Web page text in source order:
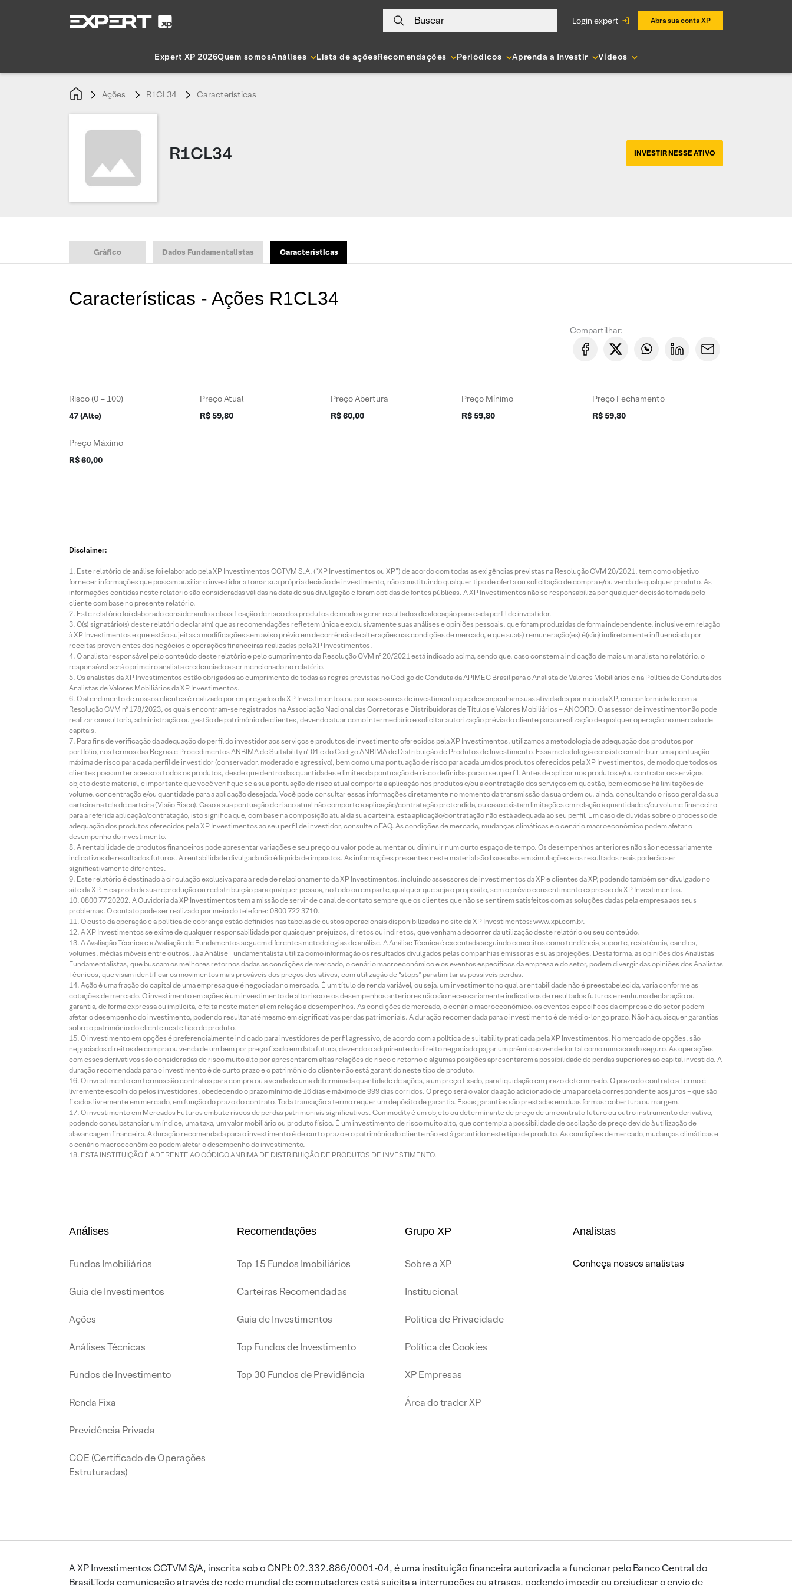
Buscar login expert Abra sua conta XP
Expert XP 2026Quem somosAnálises Lista de açõesRecomendações Periódicos Aprenda a Investir Vídeos
Ações R1CL34 Características
R1CL34 INVESTIR NESSE ATIVO
Gráfico Dados Fundamentalistas Características
Características - Ações R1CL34
Compartilhar:
Risco (0 – 100)
47 (Alto)
Preço Atual
R$ 59,80
Preço Abertura
R$ 60,00
Preço Mínimo
R$ 59,80
Preço Fechamento
R$ 59,80
Preço Máximo
R$ 60,00
Disclaimer:
Este relatório de análise foi elaborado pela XP Investimentos CCTVM S.A. (“XP Investimentos ou XP”) de acordo com todas as exigências previstas na Resolução CVM 20/2021, tem como objetivo
fornecer informações que possam auxiliar o investidor a tomar sua própria decisão de investimento, não constituindo qualquer tipo de oferta ou solicitação de compra e/ou venda de qualquer produto. As
informações contidas neste relatório são consideradas válidas na data de sua divulgação e foram obtidas de fontes públicas. A XP Investimentos não se responsabiliza por qualquer decisão tomada pelo
cliente com base no presente relatório.
Este relatório foi elaborado considerando a classificação de risco dos produtos de modo a gerar resultados de alocação para cada perfil de investidor.
O(s) signatário(s) deste relatório declara(m) que as recomendações refletem única e exclusivamente suas análises e opiniões pessoais, que foram produzidas de forma independente, inclusive em relação
à XP Investimentos e que estão sujeitas a modificações sem aviso prévio em decorrência de alterações nas condições de mercado, e que sua(s) remuneração(es) é(são) indiretamente influenciada por
receitas provenientes dos negócios e operações financeiras realizadas pela XP Investimentos.
O analista responsável pelo conteúdo deste relatório e pelo cumprimento da Resolução CVM nº 20/2021 está indicado acima, sendo que, caso constem a indicação de mais um analista no relatório, o
responsável será o primeiro analista credenciado a ser mencionado no relatório.
Os analistas da XP Investimentos estão obrigados ao cumprimento de todas as regras previstas no Código de Conduta da APIMEC Brasil para o Analista de Valores Mobiliários e na Política de Conduta dos
Analistas de Valores Mobiliários da XP Investimentos.
O atendimento de nossos clientes é realizado por empregados da XP Investimentos ou por assessores de investimento que desempenham suas atividades por meio da XP, em conformidade com a
Resolução CVM nº 178/2023, os quais encontram-se registrados na Associação Nacional das Corretoras e Distribuidoras de Títulos e Valores Mobiliários – ANCORD. O assessor de investimento não pode
realizar consultoria, administração ou gestão de patrimônio de clientes, devendo atuar como intermediário e solicitar autorização prévia do cliente para a realização de qualquer operação no mercado de
capitais.
Para fins de verificação da adequação do perfil do investidor aos serviços e produtos de investimento oferecidos pela XP Investimentos, utilizamos a metodologia de adequação dos produtos por
portfólio, nos termos das Regras e Procedimentos ANBIMA de Suitability nº 01 e do Código ANBIMA de Distribuição de Produtos de Investimento. Essa metodologia consiste em atribuir uma pontuação
máxima de risco para cada perfil de investidor (conservador, moderado e agressivo), bem como uma pontuação de risco para cada um dos produtos oferecidos pela XP Investimentos, de modo que todos os
clientes possam ter acesso a todos os produtos, desde que dentro das quantidades e limites da pontuação de risco definidas para o seu perfil. Antes de aplicar nos produtos e/ou contratar os serviços
objeto deste material, é importante que você verifique se a sua pontuação de risco atual comporta a aplicação nos produtos e/ou a contratação dos serviços em questão, bem como se há limitações de
volume, concentração e/ou quantidade para a aplicação desejada. Você pode consultar essas informações diretamente no momento da transmissão da sua ordem ou, ainda, consultando o risco geral da sua
carteira na tela de carteira (Visão Risco). Caso a sua pontuação de risco atual não comporte a aplicação/contratação pretendida, ou caso existam limitações em relação à quantidade e/ou volume financeiro
para a referida aplicação/contratação, isto significa que, com base na composição atual da sua carteira, esta aplicação/contratação não está adequada ao seu perfil. Em caso de dúvidas sobre o processo de
adequação dos produtos oferecidos pela XP Investimentos ao seu perfil de investidor, consulte o FAQ. As condições de mercado, mudanças climáticas e o cenário macroeconômico podem afetar o
desempenho do investimento.
A rentabilidade de produtos financeiros pode apresentar variações e seu preço ou valor pode aumentar ou diminuir num curto espaço de tempo. Os desempenhos anteriores não são necessariamente
indicativos de resultados futuros. A rentabilidade divulgada não é líquida de impostos. As informações presentes neste material são baseadas em simulações e os resultados reais poderão ser
significativamente diferentes.
Este relatório é destinado à circulação exclusiva para a rede de relacionamento da XP Investimentos, incluindo assessores de investimentos da XP e clientes da XP, podendo também ser divulgado no
site da XP. Fica proibida sua reprodução ou redistribuição para qualquer pessoa, no todo ou em parte, qualquer que seja o propósito, sem o prévio consentimento expresso da XP Investimentos.
0800 77 20202. A Ouvidoria da XP Investimentos tem a missão de servir de canal de contato sempre que os clientes que não se sentirem satisfeitos com as soluções dadas pela empresa aos seus
problemas. O contato pode ser realizado por meio do telefone: 0800 722 3710.
O custo da operação e a política de cobrança estão definidos nas tabelas de custos operacionais disponibilizadas no site da XP Investimentos: www.xpi.com.br.
A XP Investimentos se exime de qualquer responsabilidade por quaisquer prejuízos, diretos ou indiretos, que venham a decorrer da utilização deste relatório ou seu conteúdo.
A Avaliação Técnica e a Avaliação de Fundamentos seguem diferentes metodologias de análise. A Análise Técnica é executada seguindo conceitos como tendência, suporte, resistência, candles,
volumes, médias móveis entre outros. Já a Análise Fundamentalista utiliza como informação os resultados divulgados pelas companhias emissoras e suas projeções. Desta forma, as opiniões dos Analistas
Fundamentalistas, que buscam os melhores retornos dadas as condições de mercado, o cenário macroeconômico e os eventos específicos da empresa e do setor, podem divergir das opiniões dos Analistas
Técnicos, que visam identificar os movimentos mais prováveis dos preços dos ativos, com utilização de “stops” para limitar as possíveis perdas.
Ação é uma fração do capital de uma empresa que é negociada no mercado. É um título de renda variável, ou seja, um investimento no qual a rentabilidade não é preestabelecida, varia conforme as
cotações de mercado. O investimento em ações é um investimento de alto risco e os desempenhos anteriores não são necessariamente indicativos de resultados futuros e nenhuma declaração ou
garantia, de forma expressa ou implícita, é feita neste material em relação a desempenhos. As condições de mercado, o cenário macroeconômico, os eventos específicos da empresa e do setor podem
afetar o desempenho do investimento, podendo resultar até mesmo em significativas perdas patrimoniais. A duração recomendada para o investimento é de médio-longo prazo. Não há quaisquer garantias
sobre o patrimônio do cliente neste tipo de produto.
O investimento em opções é preferencialmente indicado para investidores de perfil agressivo, de acordo com a política de suitability praticada pela XP Investimentos. No mercado de opções, são
negociados direitos de compra ou venda de um bem por preço fixado em data futura, devendo o adquirente do direito negociado pagar um prêmio ao vendedor tal como num acordo seguro. As operações
com esses derivativos são consideradas de risco muito alto por apresentarem altas relações de risco e retorno e algumas posições apresentarem a possibilidade de perdas superiores ao capital investido. A
duração recomendada para o investimento é de curto prazo e o patrimônio do cliente não está garantido neste tipo de produto.
O investimento em termos são contratos para compra ou a venda de uma determinada quantidade de ações, a um preço fixado, para liquidação em prazo determinado. O prazo do contrato a Termo é
livremente escolhido pelos investidores, obedecendo o prazo mínimo de 16 dias e máximo de 999 dias corridos. O preço será o valor da ação adicionado de uma parcela correspondente aos juros – que são
fixados livremente em mercado, em função do prazo do contrato. Toda transação a termo requer um depósito de garantia. Essas garantias são prestadas em duas formas: cobertura ou margem.
O investimento em Mercados Futuros embute riscos de perdas patrimoniais significativos. Commodity é um objeto ou determinante de preço de um contrato futuro ou outro instrumento derivativo,
podendo consubstanciar um índice, uma taxa, um valor mobiliário ou produto físico. É um investimento de risco muito alto, que contempla a possibilidade de oscilação de preço devido à utilização de
alavancagem financeira. A duração recomendada para o investimento é de curto prazo e o patrimônio do cliente não está garantido neste tipo de produto. As condições de mercado, mudanças climáticas e
o cenário macroeconômico podem afetar o desempenho do investimento.
ESTA INSTITUIÇÃO É ADERENTE AO CÓDIGO ANBIMA DE DISTRIBUIÇÃO DE PRODUTOS DE INVESTIMENTO.
Análises
Fundos Imobiliários
Guia de Investimentos
Ações
Análises Técnicas
Fundos de Investimento
Renda Fixa
Previdência Privada
COE (Certificado de Operações
Estruturadas)
Recomendações
Top 15 Fundos Imobiliários
Carteiras Recomendadas
Guia de Investimentos
Top Fundos de Investimento
Top 30 Fundos de Previdência
Grupo XP
Sobre a XP
Institucional
Política de Privacidade
Política de Cookies
XP Empresas
Área do trader XP
Analistas
Conheça nossos analistas
A XP Investimentos CCTVM S/A, inscrita sob o CNPJ: 02.332.886/0001-04, é uma instituição financeira autorizada a funcionar pelo Banco Central do
Brasil.Toda comunicação através de rede mundial de computadores está sujeita a interrupções ou atrasos, podendo impedir ou prejudicar o envio de